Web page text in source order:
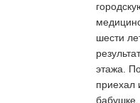
шести
этажа.
приехал
бабушке,